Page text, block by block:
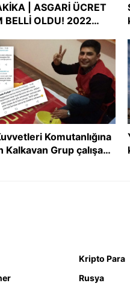
| ASGARİ ÜCRET
BELLİ OLDU! 2022
zammı
Komutanlığına
Kalkavan Grup çalışanı
Kripto Para
Rusya